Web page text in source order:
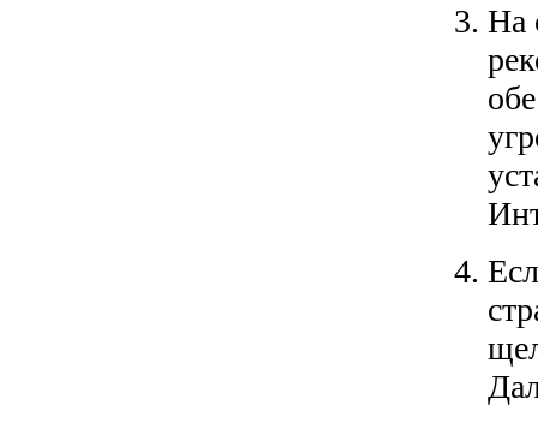
На